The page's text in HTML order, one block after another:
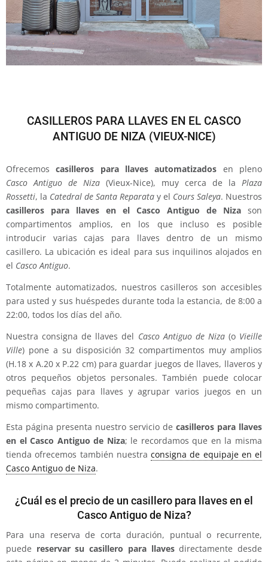
CASILLEROS PARA LLAVES EN EL CASCO
ANTIGUO DE NIZA (VIEUX-NICE)
Ofrecemoscasilleros para llaves automatizados en pleno
Casco Antiguo de Niza (Vieux-Nice), muy cerca de la Plaza
Rossetti, la Catedral de Santa Reparata y el Cours Saleya. Nuestros
casilleros para llaves en el Casco Antiguo de Niza son
compartimentos amplios, en los que incluso es posible
introducir varias cajas para llaves dentro de un mismo
casillero. La ubicación es ideal para sus inquilinos alojados en
el Casco Antiguo.
Totalmente automatizados, nuestros casilleros son accesibles
para usted y sus huéspedes durante toda la estancia, de 8:00 a
22:00, todos los días del año.
Nuestra consigna de llaves del Casco Antiguo de Niza(o Vieille
Ville) pone a su disposición 32 compartimentos muy amplios
(H.18 x A.20 x P.22 cm) para guardar juegos de llaves, llaveros y
otros pequeños objetos personales. También puede colocar
pequeñas cajas para llaves y agrupar varios juegos en un
mismo compartimento.
Esta página presenta nuestro servicio de casilleros para llaves
en el Casco Antiguo de Niza; le recordamos que en la misma
tienda ofrecemos también nuestra consigna de equipaje en el
Casco Antiguo de Niza.
¿Cuál es el precio de un casillero para llaves en el
Casco Antiguo de Niza?
Para una reserva de corta duración, puntual o recurrente,
puede reservar su casillero para llavesdirectamente desde